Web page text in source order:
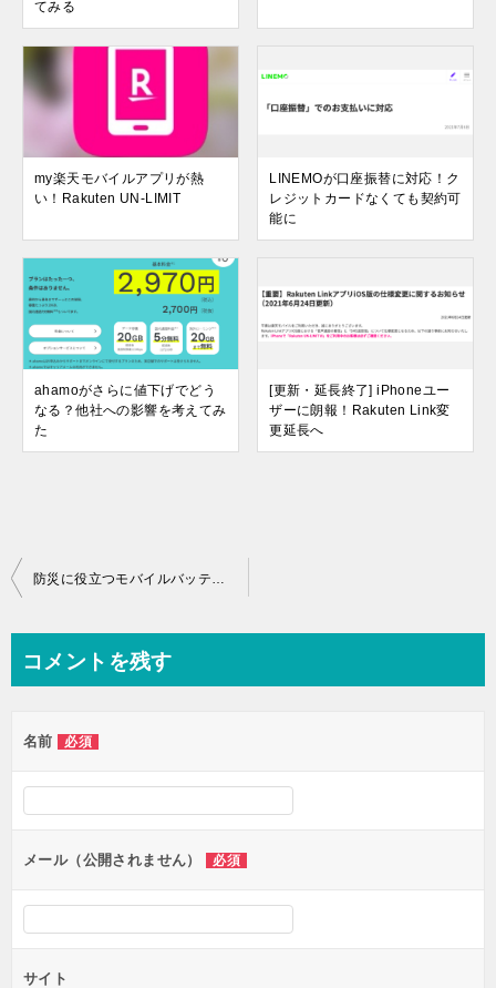
てみる
my楽天モバイルアプリが熱
い！Rakuten UN-LIMIT
LINEMOが口座振替に対応！ク
レジットカードなくても契約可
能に
ahamoがさらに値下げでどう
なる？他社への影響を考えてみ
た
[更新・延長終了] iPhoneユー
ザーに朗報！Rakuten Link変
更延長へ
投
ビ
ー
シ
ン
防災に役立つモバイルバッテリーの選び方と使い方とiPadも含む
コメントを残す
名前 必須
メール（公開されません） 必須
サイト